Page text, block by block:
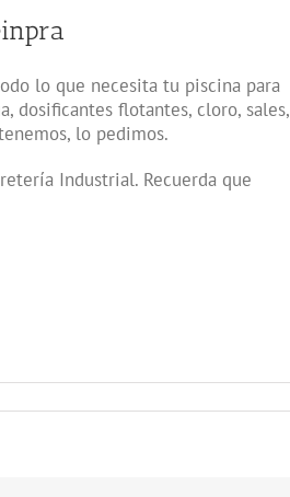
lo que necesita tu piscina para
dosificantes flotantes, cloro, sales,
lo pedimos.
Industrial. Recuerda que